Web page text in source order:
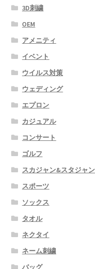
3D刺繍
OEM
アメニティ
イベント
ウイルス対策
ウェディング
エプロン
カジュアル
コンサート
ゴルフ
スカジャン&スタジャン
スポーツ
ソックス
タオル
ネクタイ
ネーム刺繍
バッグ